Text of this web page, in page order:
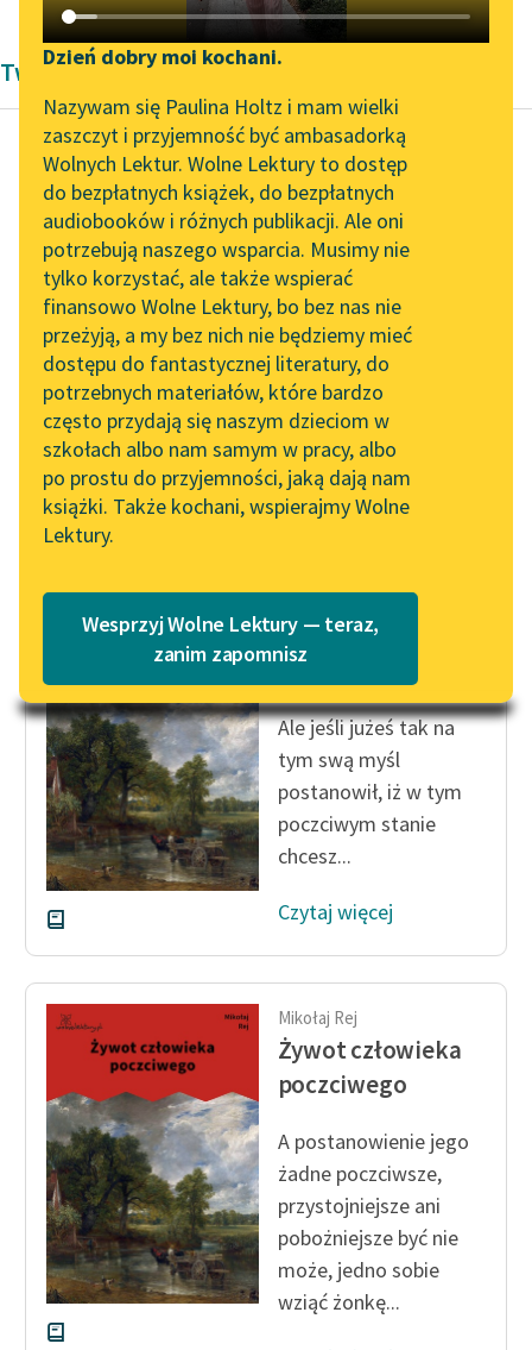
Katalog DAISY
Podkasty o książkach
Zgłoś brak utworu
Aktualności
„Prokurator Alicja Horn”
do słuchania
Byliśmy częścią AI Impact
Lab
Zapraszamy na spotkanie
online z tłumaczkami
literatury skandynawskiej
Spotkanie z Katarzyną
Tunkiel w Oslo
102. lata temu zmarł
Joseph Conrad
Lektury szkolne i klasyka
literatury do słuchania dla
uczennic i uczniów z
niepełnosprawnościami
E-kolekcja lektur
szkolnych i literatury do
słuchania dla uczennic i
uczniów z
niepełnosprawnościami
Feministyczne inspiracje.
skandynawskiej literatury
feministycznej
Ręce pełne poezji
Kolekcje edukacyjne
twórców przechodzących
do domeny publicznej,
lektur szkolnych oraz
Starego Testamentu
Odkurzamy bohaterów
Szkoła Poezji Wolnych
Narzędzia
Mapa Wolnych Lektur
Leśmianator
Przewodnik dla piszących i
czytających
API
OAI-PMH
Widget Wolnych Lektur
Przypisy
Katalog w formacie PDF
Dzień dobry moi kochani.
Nazywam się Paulina Holtz i mam wielki
zaszczyt i przyjemność być ambasadorką
Wolnych Lektur. Wolne Lektury to dostęp
do bezpłatnych książek, do bezpłatnych
audiobooków i różnych publikacji. Ale oni
potrzebują naszego wsparcia. Musimy nie
tylko korzystać, ale także wspierać
finansowo Wolne Lektury, bo bez nas nie
przeżyją, a my bez nich nie będziemy mieć
dostępu do fantastycznej literatury, do
potrzebnych materiałów, które bardzo
często przydają się naszym dzieciom w
szkołach albo nam samym w pracy, albo
po prostu do przyjemności, jaką dają nam
książki. Także kochani, wspierajmy Wolne
Lektury.
Wesprzyj Wolne Lektury — teraz,
zanim zapomnisz
Twórczość Renesans Mikołaj Rej
Mikołaj Rej
Żywot człowieka
poczciwego
A tak jeśliże cię tak Pan
Bóg postanowić raczył,
że już ujdziesz tak,
jakoś słyszał...
Czytaj więcej
Żywot człowieka
poczciwego
Ale jeśli jużeś tak na
tym swą myśl
postanowił, iż w tym
poczciwym stanie
chcesz...
Czytaj więcej
Mikołaj Rej
Żywot człowieka
poczciwego
A postanowienie jego
żadne poczciwsze,
przystojniejsze ani
pobożniejsze być nie
może, jedno sobie
wziąć żonkę...